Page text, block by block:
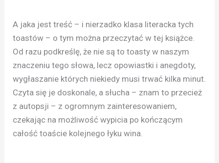
A jaka jest treść – i nierzadko klasa literacka tych
toastów – o tym można przeczytać w tej książce.
Od razu podkreślę, że nie są to toasty w naszym
znaczeniu tego słowa, lecz opowiastki i anegdoty,
wygłaszanie których niekiedy musi trwać kilka minut.
Czyta się je doskonale, a słucha – znam to przecież
z autopsji – z ogromnym zainteresowaniem,
czekając na możliwość wypicia po kończącym
całość toaście kolejnego łyku wina.